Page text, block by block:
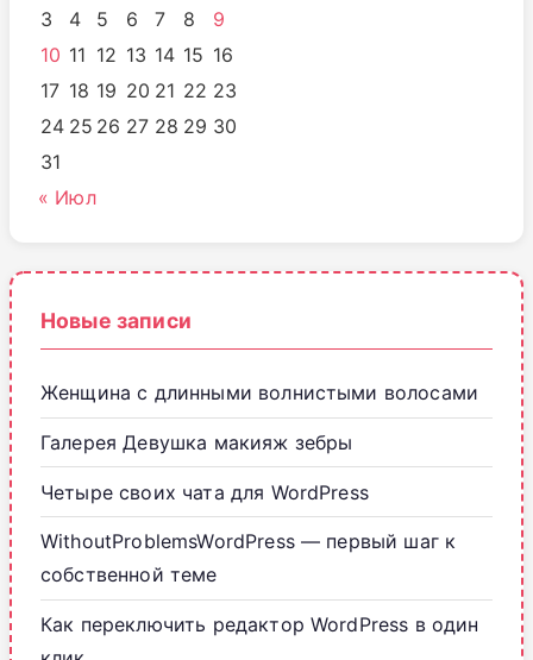
3
4 5 6 7 8
9
10 11 12 13 14 15 16
17 18 19 20 21 22 23
24 25 26 27 28 29 30
31
« Июл
Новые записи
Женщина с длинными волнистыми волосами
Галерея Девушка макияж зебры
Четыре своих чата для WordPress
WithoutProblemsWordPress — первый шаг к
собственной теме
Как переключить редактор WordPress в один